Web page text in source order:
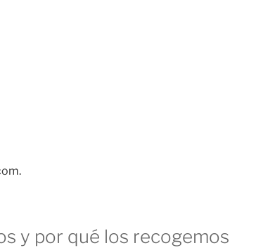
y por qué los recogemos